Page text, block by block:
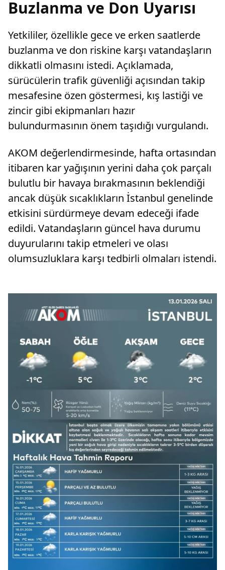
Buzlanma ve Don Uyarısı
Yetkililer, özellikle gece ve erken saatlerde
buzlanma ve don riskine karşı vatandaşların
dikkatli olmasını istedi. Açıklamada,
sürücülerin trafik güvenliği açısından takip
mesafesine özen göstermesi, kış lastiği ve
zincir gibi ekipmanları hazır
bulundurmasının önem taşıdığı vurgulandı.
AKOM değerlendirmesinde, hafta ortasından
itibaren kar yağışının yerini daha çok parçalı
bulutlu bir havaya bırakmasının beklendiği
ancak düşük sıcaklıkların İstanbul genelinde
etkisini sürdürmeye devam edeceği ifade
edildi. Vatandaşların güncel hava durumu
duyurularını takip etmeleri ve olası
olumsuzluklara karşı tedbirli olmaları istendi.